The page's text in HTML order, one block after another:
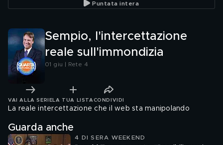
Puntata intera
Sempio, l'intercettazione
reale sull'immondizia
01 giu | Rete 4
VAI ALLA SERIE LA TUA LISTA CONDIVIDI
La reale intercettazione che il web sta manipolando
Guarda anche
4 DI SERA WEEKEND